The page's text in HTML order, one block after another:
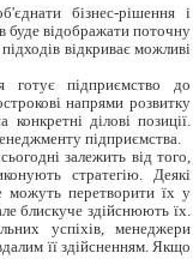
бізнес-рішення і
буде відображати поточну
відкриває можливі
готує підприємство до
напрями розвитку
ділові позиції.
підприємства.
залежить від того,
стратегію. Деякі
можуть перетворити їх у
блискуче здійснюють їх.
успіхів, менеджери
її здійсненням. Якщо